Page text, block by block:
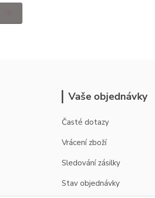
Vaše objednávky
Časté dotazy
Vrácení zboží
Sledování zásilky
Stav objednávky